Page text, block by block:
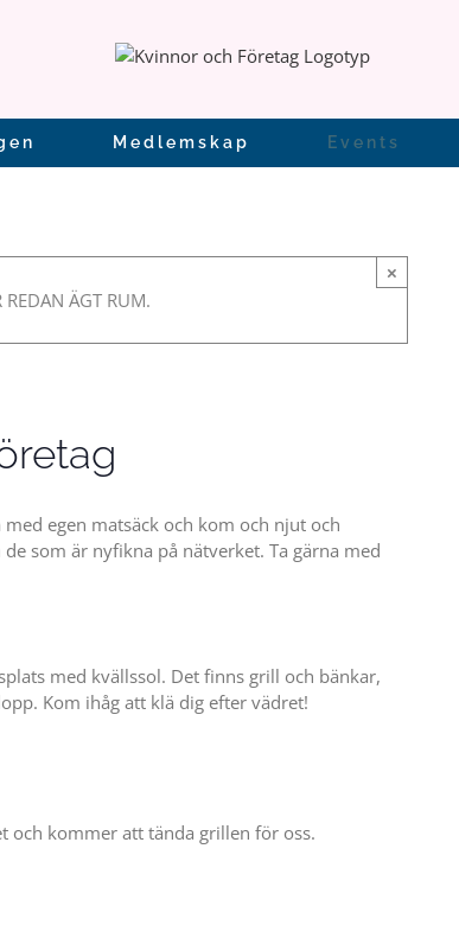
Medlemskap Events
REDAN ÄGT RUM.
×
egen matsäck och kom och njut och
som är nyfikna på nätverket. Ta gärna med
med kvällssol. Det finns grill och bänkar,
Kom ihåg att klä dig efter vädret!
och kommer att tända grillen för oss.